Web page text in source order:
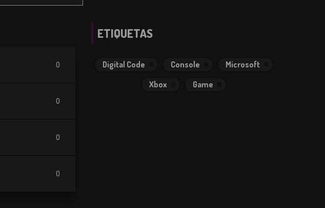
0
0
0
0
ETIQUETAS
Digital Code Console
Microsoft
Xbox
Game